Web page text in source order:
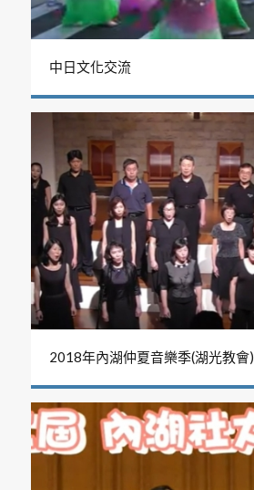
中日文化交流
2018年內湖仲夏音樂季(湖光教會)